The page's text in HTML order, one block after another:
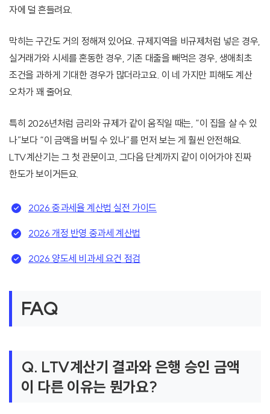
자에 덜 흔들려요.
막히는 구간도 거의 정해져 있어요. 규제지역을 비규제처럼 넣은 경우,
실거래가와 시세를 혼동한 경우, 기존 대출을 빼먹은 경우, 생애최초
조건을 과하게 기대한 경우가 많더라고요. 이 네 가지만 피해도 계산
오차가 꽤 줄어요.
특히 2026년처럼 금리와 규제가 같이 움직일 때는, “이 집을 살 수 있
나”보다 “이 금액을 버틸 수 있나”를 먼저 보는 게 훨씬 안전해요.
LTV계산기는 그 첫 관문이고, 그다음 단계까지 같이 이어가야 진짜
한도가 보이거든요.
2026 중과세율 계산법 실전 가이드
2026 개정 반영 중과세 계산법
2026 양도세 비과세 요건 점검
FAQ
Q. LTV계산기 결과와 은행 승인 금액
이 다른 이유는 뭔가요?